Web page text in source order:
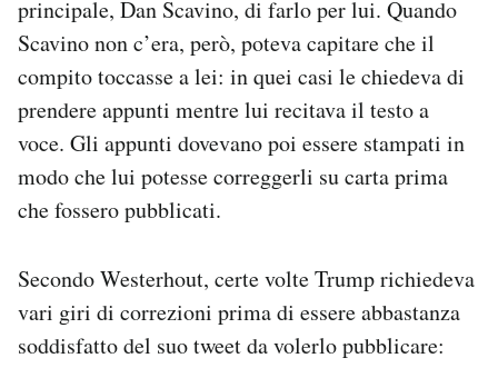
principale, Dan Scavino, di farlo per lui. Quando
Scavino non c’era, però, poteva capitare che il
compito toccasse a lei: in quei casi le chiedeva di
prendere appunti mentre lui recitava il testo a
voce. Gli appunti dovevano poi essere stampati in
modo che lui potesse correggerli su carta prima
che fossero pubblicati.
Secondo Westerhout, certe volte Trump richiedeva
vari giri di correzioni prima di essere abbastanza
soddisfatto del suo tweet da volerlo pubblicare: